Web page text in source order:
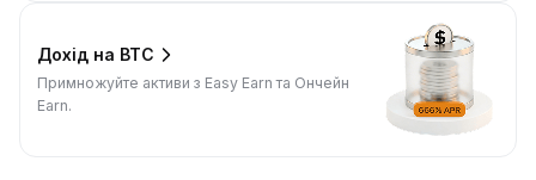
Дохід на BTC
Примножуйте активи з Easy Earn та Ончейн
Earn.